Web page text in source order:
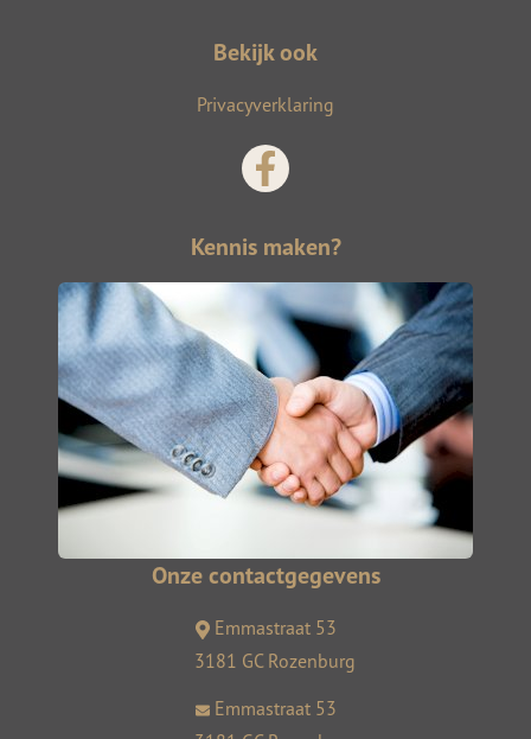
Bekijk ook
Privacyverklaring
Kennis maken?
Onze contactgegevens
Emmastraat 53
3181 GC Rozenburg
Emmastraat 53